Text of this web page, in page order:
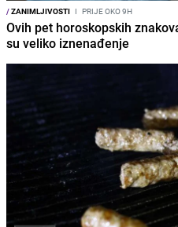
/ZANIMLJIVOSTI I PRIJE OKO 9H
Ovih pet horoskopskih
su veliko iznenađenje